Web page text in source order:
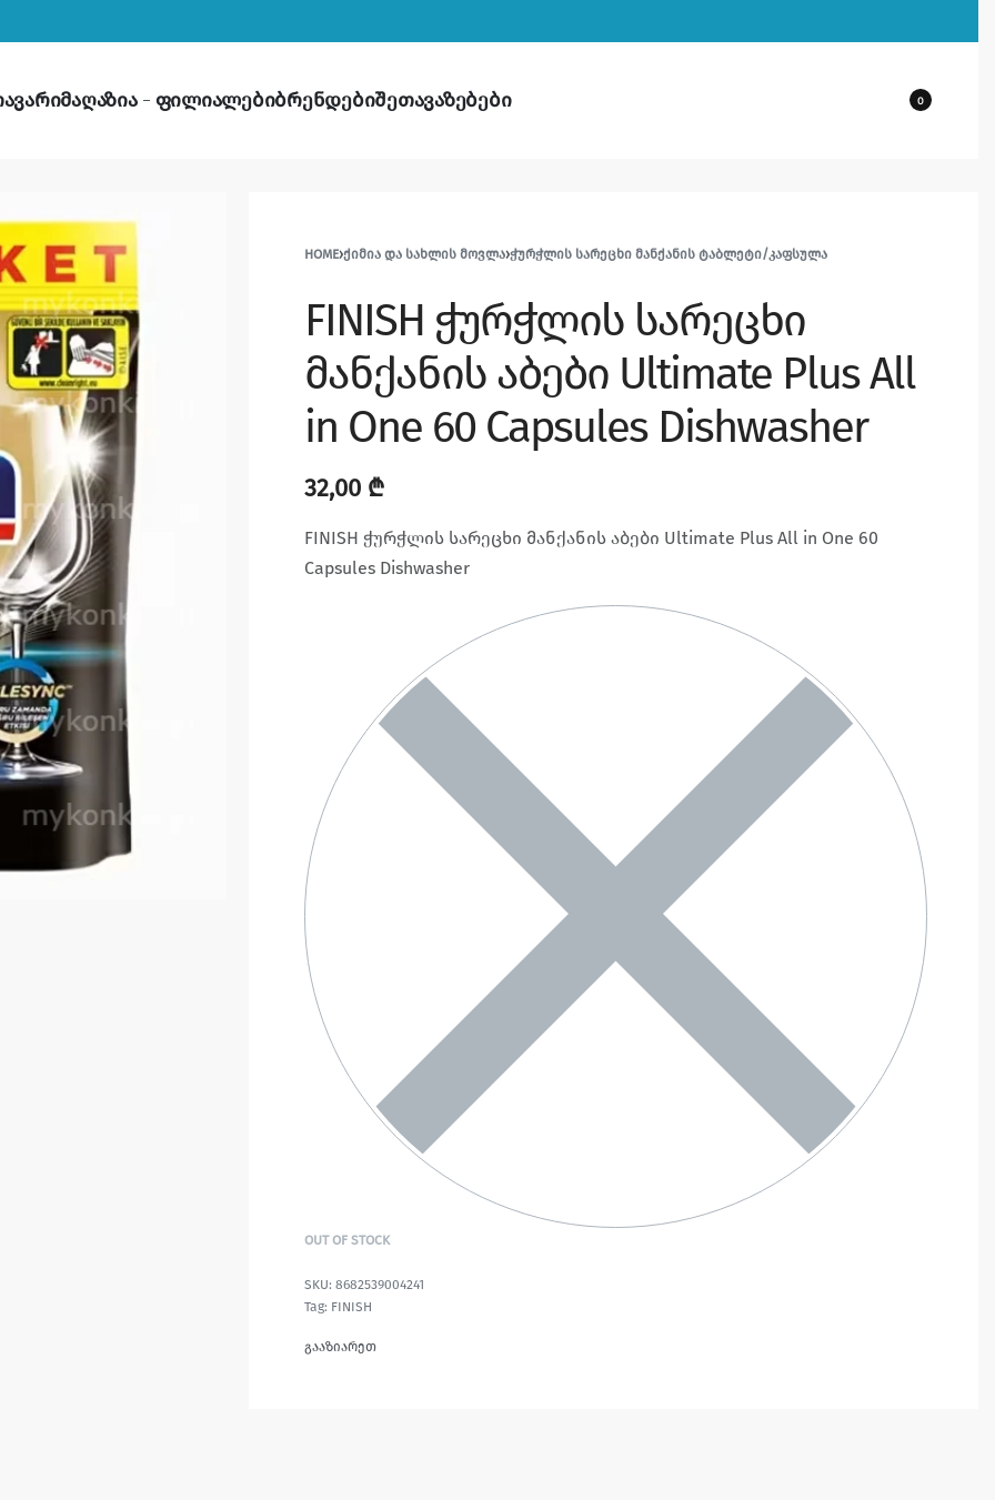
მაღაზია ფილიალებიბრენდებიშეთავაზებები 0
HOME›ᲥᲘᲛᲘᲐ ᲓᲐ ᲡᲐᲮᲚᲘᲡ ᲛᲝᲕᲚᲐ›ᲭᲣᲠᲭᲚᲘᲡ ᲡᲐᲠᲔᲪᲮᲘ ᲛᲐᲜᲥᲐᲜᲘᲡ ᲢᲐᲑᲚᲔᲢᲘ/ᲙᲐᲤᲡᲣᲚᲐ
FINISH ჭურჭლის სარეცხი
მანქანის აბები Ultimate Plus All
in One 60 Capsules Dishwasher
32,00 ₾
FINISH ჭურჭლის სარეცხი მანქანის აბები Ultimate Plus All in One 60
Capsules Dishwasher
OUT OF STOCK
8682539004241
Tag: FINISH
გააზიარეთ